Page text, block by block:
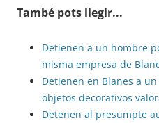
També pots llegir...
Detienen a un hombre
misma empresa de
Detienen en Blanes a
objetos decorativos
Detenen al presumpte